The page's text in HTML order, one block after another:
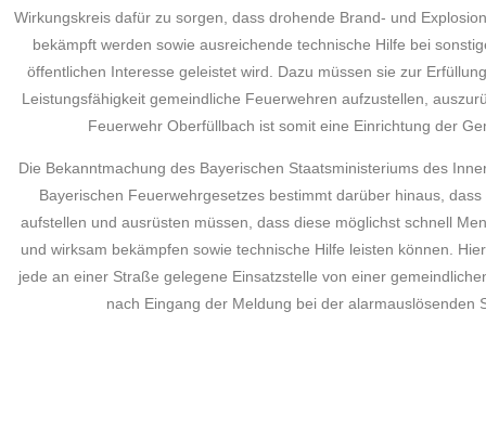
Wirkungskreis dafür zu sorgen, dass drohende Brand- und
bekämpft werden sowie ausreichende technische Hilfe bei
öffentlichen Interesse geleistet wird. Dazu müssen sie zur
Leistungsfähigkeit gemeindliche Feuerwehren aufzustellen,
Feuerwehr Oberfüllbach ist somit eine Einrichtung der
Die Bekanntmachung des Bayerischen Staatsministeriums des
Bayerischen Feuerwehrgesetzes bestimmt darüber hinaus,
aufstellen und ausrüsten müssen, dass diese möglichst schnell
und wirksam bekämpfen sowie technische Hilfe leisten können.
jede an einer Straße gelegene Einsatzstelle von einer
nach Eingang der Meldung bei der alarmauslösenden